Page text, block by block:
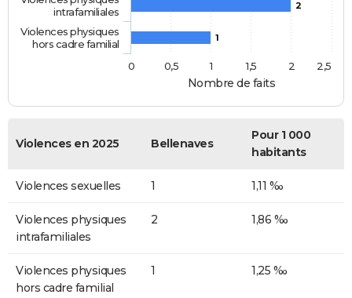
Nombre de faits
2
1
intrafamiliales
Violences physiques
hors cadre familial
0
0,5 1 1,5 2 2,5
Violences en 2025 Bellenaves
Pour 1 000
habitants
Violences sexuelles 1 1,11 ‰
Violences physiques
intrafamiliales
2 1,86 ‰
Violences physiques
hors cadre familial
1 1,25 ‰